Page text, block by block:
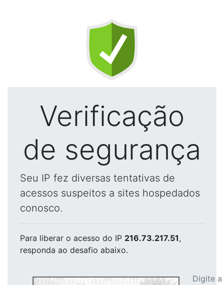
Verificação
de segurança
Seu IP fez diversas tentativas de
acessos suspeitos a sites hospedados
conosco.
Para liberar o acesso do IP 216.73.217.51,
responda ao desafio abaixo.
Digite